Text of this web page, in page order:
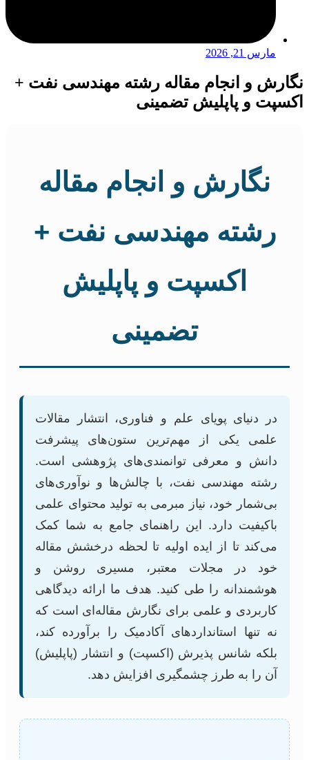
مارس 21, 2026
نگارش و انجام مقاله رشته مهندسی نفت +
اکسپت و پاپلیش تضمینی
نگارش و انجام مقاله
رشته مهندسی نفت +
اکسپت و پاپلیش
تضمینی
در دنیای پویای علم و فناوری، انتشار مقالات
علمی یکی از مهم‌ترین ستون‌های پیشرفت
دانش و معرفی توانمندی‌های پژوهشی است.
رشته مهندسی نفت، با چالش‌ها و نوآوری‌های
بی‌شمار خود، نیاز مبرمی به تولید محتوای علمی
باکیفیت دارد. این راهنمای جامع به شما کمک
می‌کند تا از ایده اولیه تا لحظه درخشش مقاله
خود در مجلات معتبر، مسیری روشن و
هوشمندانه را طی کنید. هدف ما ارائه دیدگاهی
کاربردی و علمی برای نگارش مقاله‌ای است که
نه تنها استانداردهای آکادمیک را برآورده کند،
بلکه شانس پذیرش (اکسپت) و انتشار (پاپلیش)
آن را به طرز چشمگیری افزایش دهد.